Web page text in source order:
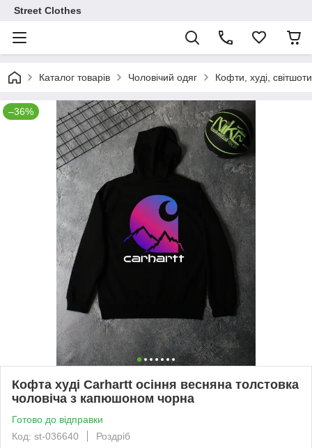
Street Clothes
Каталог товарів Чоловічий одяг Кофти, худі, світшоти
–36%
Кофта худі Carhartt осіння весняна толстовка
чоловіча з капюшоном чорна
Готово до відправки
Код: st-036640
Роздріб